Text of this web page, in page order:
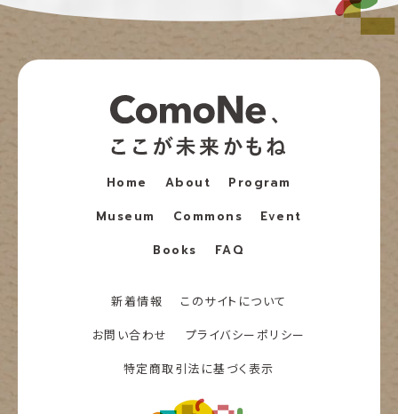
Home About
Program
Museum
Commons
Event
Books
FAQ
新着情報
このサイトについて
お問い合わせ
プライバシーポリシー
特定商取引法に基づく表示